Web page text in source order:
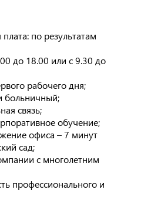
по результатам
до 18.00 или с 9.30 до
рабочего дня;
больничный;
связь;
обучение;
офиса – 7 минут
сад;
с многолетним
профессионального и